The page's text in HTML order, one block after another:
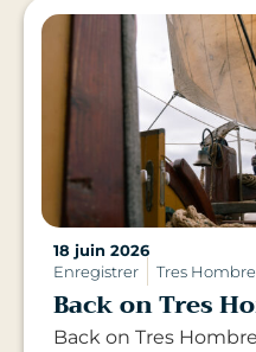
18 juin 2026
Enregistrer
Tres
Back on Tres
Back on Tres